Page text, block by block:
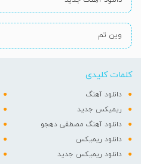
وین تم
کلمات کلیدی
دانلود آهنگ
ریمیکس جدید
دانلود آهنگ مصطفی دهجو
دانلود ریمیکس
دانلود ریمیکس جدید